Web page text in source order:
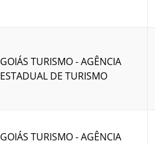
GOIÁS TURISMO - AGÊNCIA
ESTADUAL DE TURISMO
GOIÁS TURISMO - AGÊNCIA